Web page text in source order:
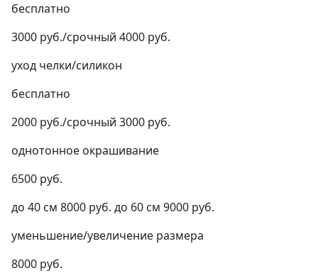
бесплатно
3000 руб./срочный 4000 руб.
уход челки/силикон
бесплатно
2000 руб./срочный 3000 руб.
однотонное окрашивание
6500 руб.
до 40 см 8000 руб. до 60 см 9000 руб.
уменьшение/увеличение размера
8000 руб.